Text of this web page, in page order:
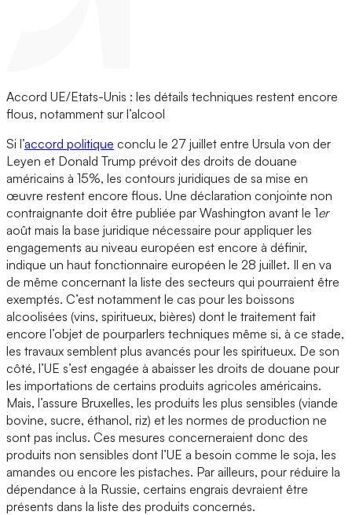
Accord UE/Etats-Unis : les détails techniques restent encore
flous, notamment sur l’alcool
Si l’accord politique conclu le 27 juillet entre Ursula von der
Leyen et Donald Trump prévoit des droits de douane
américains à 15%, les contours juridiques de sa mise en
œuvre restent encore flous. Une déclaration conjointe non
contraignante doit être publiée par Washington avant le 1er
août mais la base juridique nécessaire pour appliquer les
engagements au niveau européen est encore à définir,
indique un haut fonctionnaire européen le 28 juillet. Il en va
de même concernant la liste des secteurs qui pourraient être
exemptés. C’est notamment le cas pour les boissons
alcoolisées (vins, spiritueux, bières) dont le traitement fait
encore l’objet de pourparlers techniques même si, à ce stade,
les travaux semblent plus avancés pour les spiritueux. De son
côté, l’UE s’est engagée à abaisser les droits de douane pour
les importations de certains produits agricoles américains.
Mais, l’assure Bruxelles, les produits les plus sensibles (viande
bovine, sucre, éthanol, riz) et les normes de production ne
sont pas inclus. Ces mesures concerneraient donc des
produits non sensibles dont l’UE a besoin comme le soja, les
amandes ou encore les pistaches. Par ailleurs, pour réduire la
dépendance à la Russie, certains engrais devraient être
présents dans la liste des produits concernés.